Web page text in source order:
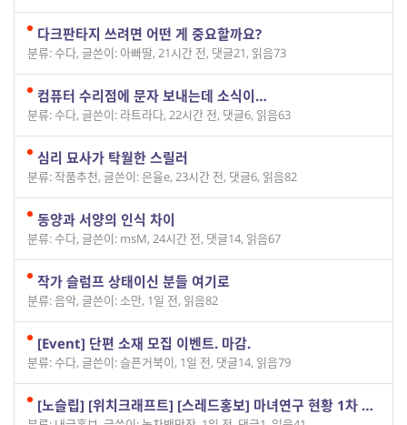
다크판타지 쓰려면 어떤 게 중요할까요?
분류: 수다, 글쓴이: 아빠딸, 21시간 전, 댓글21, 읽음73
컴퓨터 수리점에 문자 보내는데 소식이…
분류: 수다, 글쓴이: 라트라다, 22시간 전, 댓글6, 읽음63
심리 묘사가 탁월한 스릴러
분류: 작품추천, 글쓴이: 은율e, 23시간 전, 댓글6, 읽음82
동양과 서양의 인식 차이
분류: 수다, 글쓴이: msM, 24시간 전, 댓글14, 읽음67
작가 슬럼프 상태이신 분들 여기로
분류: 음악, 글쓴이: 소만, 1일 전, 읽음82
[Event] 단편 소재 모집 이벤트. 마감.
분류: 수다, 글쓴이: 슬픈거북이, 1일 전, 댓글14, 읽음79
[노슬립] [위치크래프트] [스레드홍보] 마녀연구 현황 1차 보고서